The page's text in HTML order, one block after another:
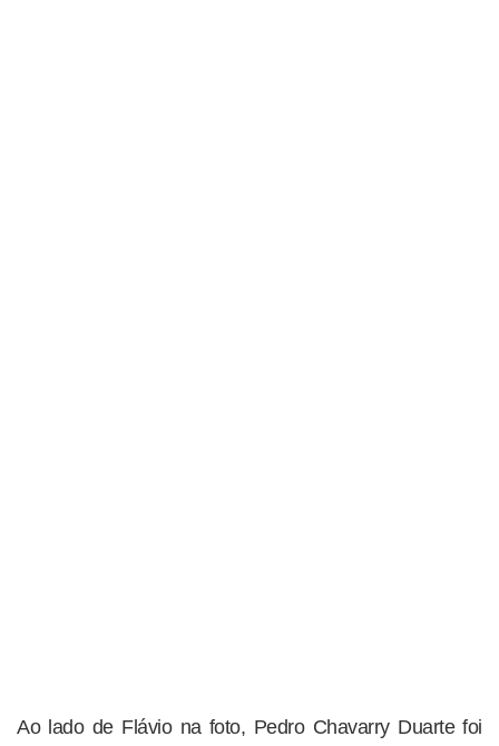
Ao lado de Flávio na foto, Pedro Chavarry Duarte foi